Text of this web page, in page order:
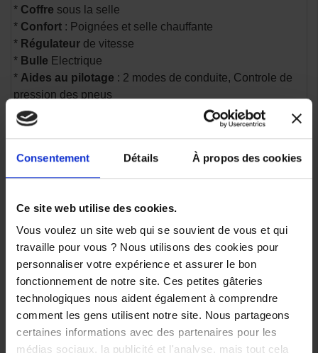
Consentement Détails À propos des cookies
Ce site web utilise des cookies.
Vous voulez un site web qui se souvient de vous et qui
travaille pour vous ? Nous utilisons des cookies pour
personnaliser votre expérience et assurer le bon
fonctionnement de notre site. Ces petites gâteries
technologiques nous aident également à comprendre
comment les gens utilisent notre site. Nous partageons
certaines informations avec des partenaires pour les
médias sociaux, la publicité et l'analyse, mais tout cela
* Coffre sous la selle
* Confort : Poignées et selle chauffante
* Régulateur de vitesse
* Bulle Electrique
* Aides au pilotage : 2 modes de conduite, Controle de
pression des pneus
*Systeme
*Design exclusif
Équipements / données techniques
principales
* Cylindrée : 562 cm³
Couleurs disponibles
* Crystal Graphite
* Ceramic Grey